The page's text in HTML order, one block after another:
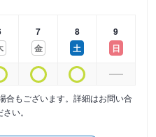
7
金
8
土
9
日
合もございます。詳細はお問い合
い。